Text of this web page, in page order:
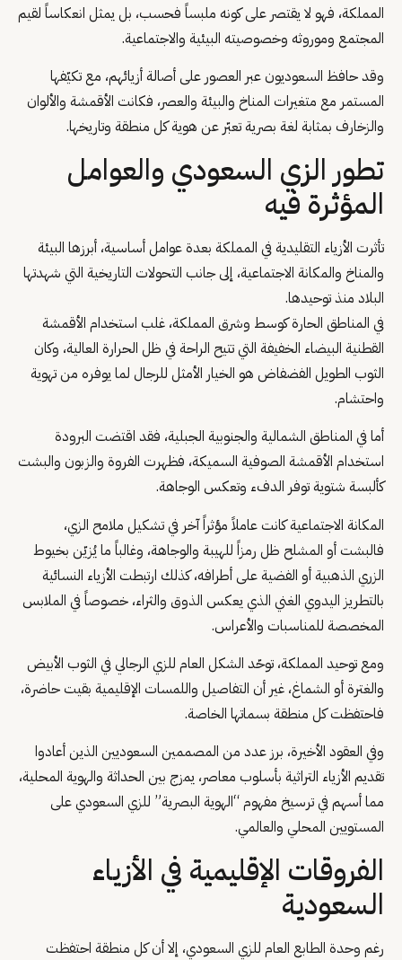
المملكة، فهو لا يقتصر على كونه ملبساً فحسب، بل يمثل انعكاساً لقيم
المجتمع وموروثه وخصوصيته البيئية والاجتماعية.
وقد حافظ السعوديون عبر العصور على أصالة أزيائهم، مع تكيّفها
المستمر مع متغيرات المناخ والبيئة والعصر، فكانت الأقمشة والألوان
والزخارف بمثابة لغة بصرية تعبّر عن هوية كل منطقة وتاريخها.
تطور الزي السعودي والعوامل
المؤثرة فيه
تأثرت الأزياء التقليدية في المملكة بعدة عوامل أساسية، أبرزها البيئة
والمناخ والمكانة الاجتماعية، إلى جانب التحولات التاريخية التي شهدتها
البلاد منذ توحيدها.
في المناطق الحارة كوسط وشرق المملكة، غلب استخدام الأقمشة
القطنية البيضاء الخفيفة التي تتيح الراحة في ظل الحرارة العالية، وكان
الثوب الطويل الفضفاض هو الخيار الأمثل للرجال لما يوفره من تهوية
واحتشام.
أما في المناطق الشمالية والجنوبية الجبلية، فقد اقتضت البرودة
استخدام الأقمشة الصوفية السميكة، فظهرت الفروة والزبون والبشت
كألبسة شتوية توفر الدفء وتعكس الوجاهة.
المكانة الاجتماعية كانت عاملاً مؤثراً آخر في تشكيل ملامح الزي،
فالبشت أو المشلح ظل رمزاً للهيبة والوجاهة، وغالباً ما يُزيّن بخيوط
الزري الذهبية أو الفضية على أطرافه، كذلك ارتبطت الأزياء النسائية
بالتطريز اليدوي الغني الذي يعكس الذوق والثراء، خصوصاً في الملابس
المخصصة للمناسبات والأعراس.
ومع توحيد المملكة، توحّد الشكل العام للزي الرجالي في الثوب الأبيض
والغترة أو الشماغ، غير أن التفاصيل واللمسات الإقليمية بقيت حاضرة،
فاحتفظت كل منطقة بسماتها الخاصة.
وفي العقود الأخيرة، برز عدد من المصممين السعوديين الذين أعادوا
تقديم الأزياء التراثية بأسلوب معاصر، يمزج بين الحداثة والهوية المحلية،
مما أسهم في ترسيخ مفهوم “الهوية البصرية” للزي السعودي على
المستويين المحلي والعالمي.
الفروقات الإقليمية في الأزياء
السعودية
رغم وحدة الطابع العام للزي السعودي، إلا أن كل منطقة احتفظت